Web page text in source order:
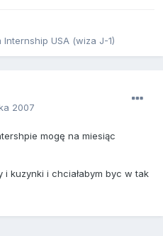
Internship USA (wiza J-1)
2007
mogę na miesiąc
kuzynki i chciałabym byc w tak